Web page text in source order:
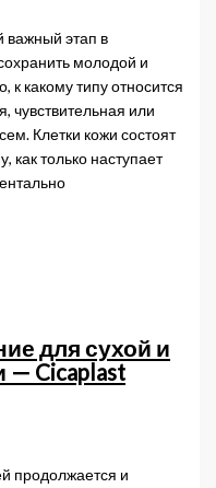
важный этап в
молодой и
какому типу относится
чувствительная или
Клетки кожи состоят
как только наступает
для сухой и
— Cicaplast
продолжается и